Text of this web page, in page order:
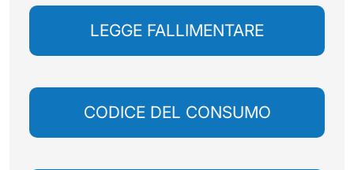
LEGGE FALLIMENTARE
CODICE DEL CONSUMO